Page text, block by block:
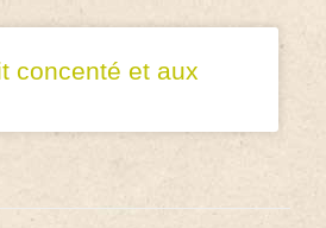
concenté et aux